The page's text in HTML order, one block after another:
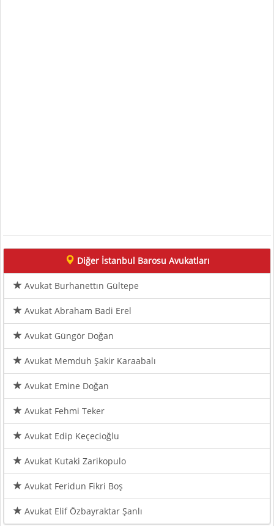
Diğer İstanbul Barosu Avukatları
Avukat Burhanettın Gültepe
Avukat Abraham Badi Erel
Avukat Güngör Doğan
Avukat Memduh Şakir Karaabalı
Avukat Emine Doğan
Avukat Fehmi Teker
Avukat Edip Keçecioğlu
Avukat Kutaki Zarikopulo
Avukat Feridun Fikri Boş
Avukat Elif Özbayraktar Şanlı